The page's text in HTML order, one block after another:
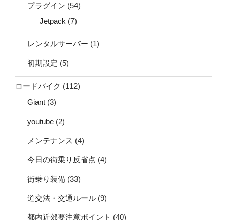
プラグイン (54)
Jetpack (7)
レンタルサーバー (1)
初期設定 (5)
ロードバイク (112)
Giant (3)
youtube (2)
メンテナンス (4)
今日の街乗り反省点 (4)
街乗り装備 (33)
道交法・交通ルール (9)
都内近郊要注意ポイント (40)